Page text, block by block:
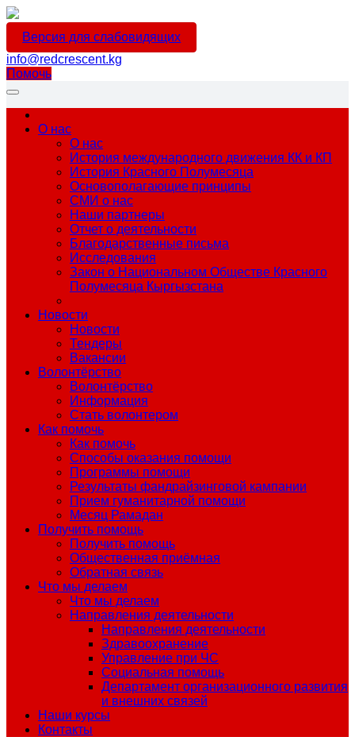
Версия для слабовидящих
info@redcrescent.kg
Помочь
О нас
О нас
История международного движения КК и КП
История Красного Полумесяца
Основополагающие принципы
СМИ о нас
Наши партнеры
Отчет о деятельности
Благодарственные письма
Исследования
Закон о Национальном Обществе Красного
Полумесяца Кыргызстана
Новости
Новости
Тендеры
Вакансии
Волонтёрство
Волонтёрство
Информация
Стать волонтером
Как помочь
Как помочь
Способы оказания помощи
Программы помощи
Результаты фандрайзинговой кампании
Прием гуманитарной помощи
Месяц Рамадан
Получить помощь
Получить помощь
Общественная приёмная
Обратная связь
Что мы делаем
Что мы делаем
Направления деятельности
Направления деятельности
Здравоохранение
Управление при ЧС
Социальная помощь
Департамент организационного развития
и внешних связей
Наши курсы
Контакты